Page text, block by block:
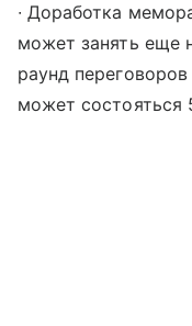
∙ Доработка
может занять еще
раунд
может состояться